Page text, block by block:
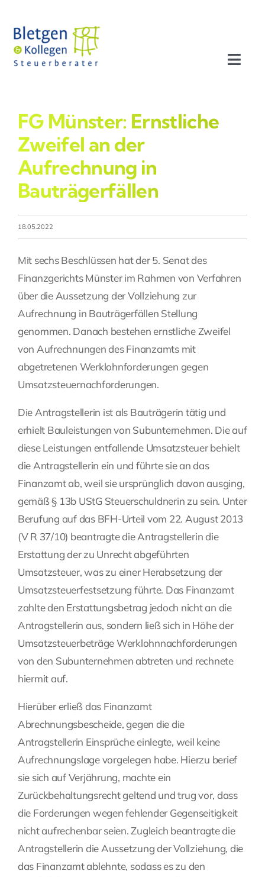
Inhalt
springen
Profil
Leistungen
Fragen Sie Ihre Kanzlei
Kontakt
FG Münster: Ernstliche
Zweifel an der
Aufrechnung in
Bauträgerfällen
18.05.2022
Mit sechs Beschlüssen hat der 5. Senat des
Finanzgerichts Münster im Rahmen von Verfahren
über die Aussetzung der Vollziehung zur
Aufrechnung in Bauträgerfällen Stellung
genommen. Danach bestehen ernstliche Zweifel
von Aufrechnungen des Finanzamts mit
abgetretenen Werklohnforderungen gegen
Umsatzsteuernachforderungen.
Die Antragstellerin ist als Bauträgerin tätig und
erhielt Bauleistungen von Subunternehmen. Die auf
diese Leistungen entfallende Umsatzsteuer behielt
die Antragstellerin ein und führte sie an das
Finanzamt ab, weil sie ursprünglich davon ausging,
gemäß § 13b UStG Steuerschuldnerin zu sein. Unter
Berufung auf das BFH-Urteil vom 22. August 2013
(V R 37/10) beantragte die Antragstellerin die
Erstattung der zu Unrecht abgeführten
Umsatzsteuer, was zu einer Herabsetzung der
Umsatzsteuerfestsetzung führte. Das Finanzamt
zahlte den Erstattungsbetrag jedoch nicht an die
Antragstellerin aus, sondern ließ sich in Höhe der
Umsatzsteuerbeträge Werklohnnachforderungen
von den Subunternehmen abtreten und rechnete
hiermit auf.
Hierüber erließ das Finanzamt
Abrechnungsbescheide, gegen die die
Antragstellerin Einsprüche einlegte, weil keine
Aufrechnungslage vorgelegen habe. Hierzu berief
sie sich auf Verjährung, machte ein
Zurückbehaltungsrecht geltend und trug vor, dass
die Forderungen wegen fehlender Gegenseitigkeit
nicht aufrechenbar seien. Zugleich beantragte die
Antragstellerin die Aussetzung der Vollziehung, die
das Finanzamt ablehnte, sodass es zu den